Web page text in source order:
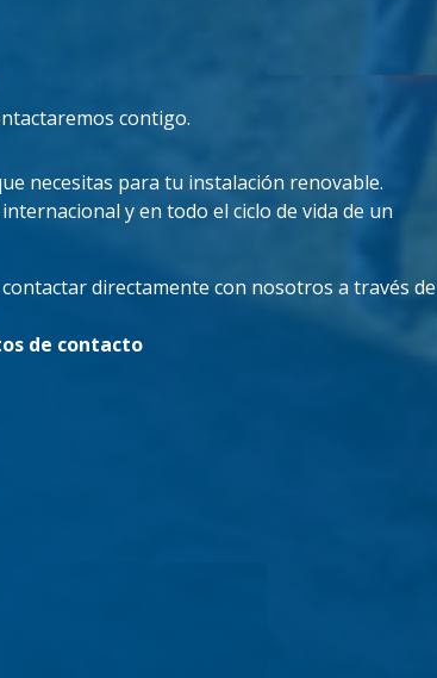
contigo.
necesitas para tu instalación renovable.
y en todo el ciclo de vida de un
directamente con nosotros a través de
de contacto